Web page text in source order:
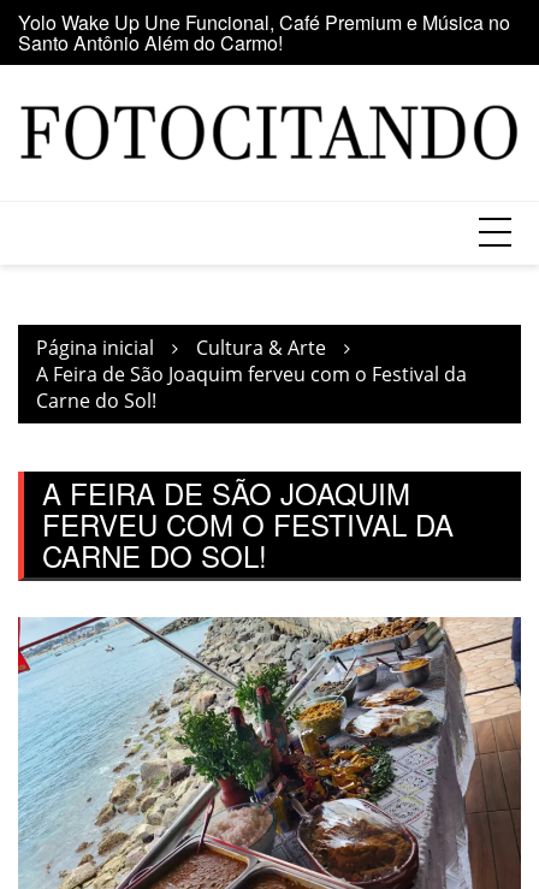
para
o
Maior clube de vinil da América Latina participa da Feira
do Vinil no Shopping Center Lapa
Página inicial
Cultura & Arte
A Feira de São Joaquim ferveu com o Festival da
Carne do Sol!
A FEIRA DE SÃO JOAQUIM
FERVEU COM O FESTIVAL DA
CARNE DO SOL!